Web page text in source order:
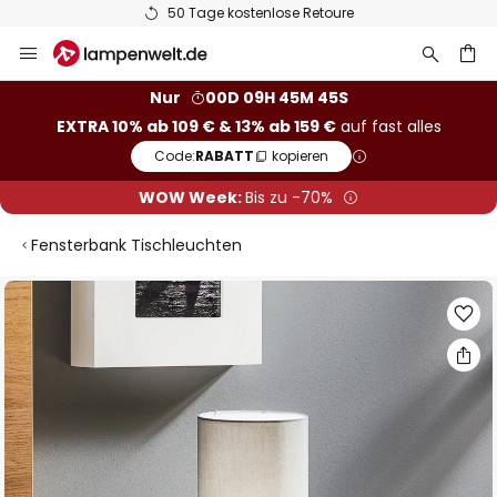
50 Tage kostenlose Retoure
Inhalt
Nur
00D 09H 45M 44S
EXTRA 10% ab 109 € & 13% ab 159 €auf fast alles
Code:RABATT kopieren
WOW Week:Bis zu -70%
Fensterbank Tischleuchten
Zum
Ende
der
Bildgalerie
springen